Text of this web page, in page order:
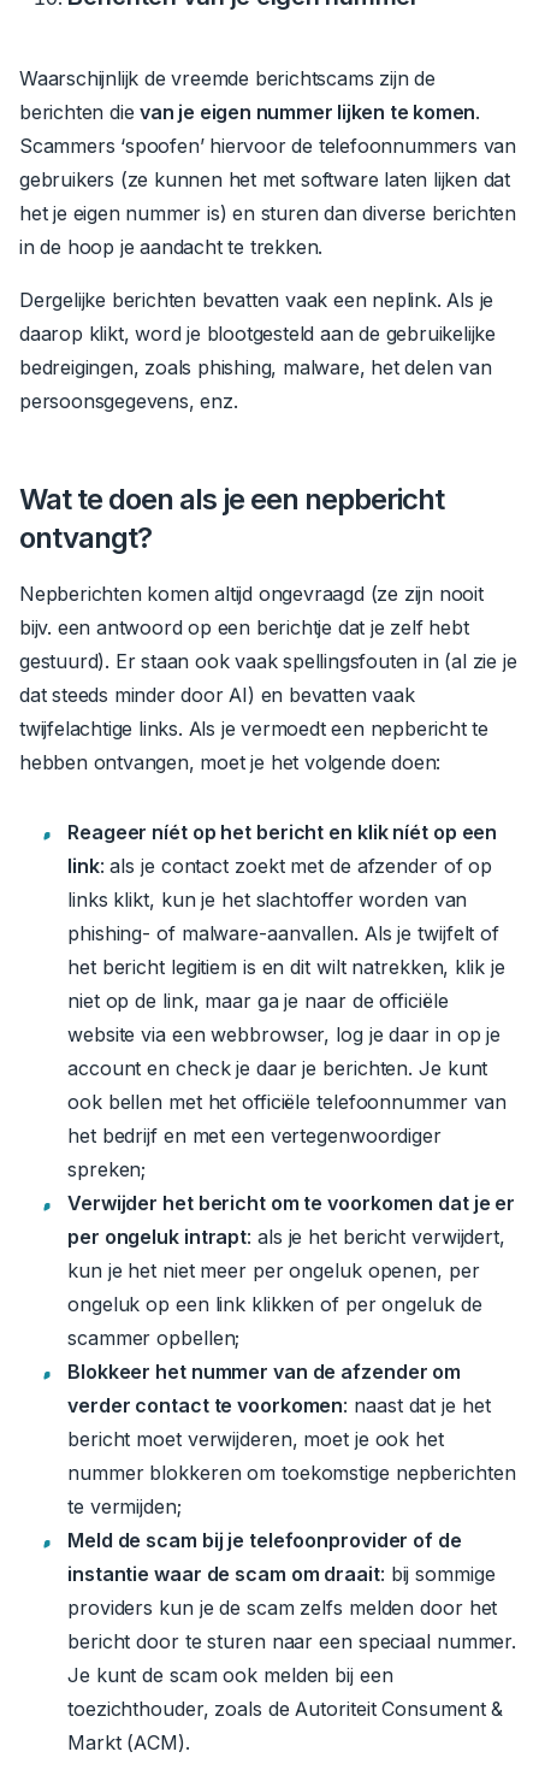
Waarschijnlijk de vreemde berichtscams zijn de
berichten dievan je eigen nummer lijken te komen.
Scammers ‘spoofen’ hiervoor de telefoonnummers van
gebruikers (ze kunnen het met software laten lijken dat
het je eigen nummer is) en sturen dan diverse berichten
in de hoop je aandacht te trekken.
Dergelijke berichten bevatten vaak een neplink. Als je
daarop klikt, word je blootgesteld aan de gebruikelijke
bedreigingen, zoals phishing, malware, het delen van
persoonsgegevens, enz.
Wat te doen als je een nepbericht
ontvangt?
Nepberichten komen altijd ongevraagd (ze zijn nooit
bijv. een antwoord op een berichtje dat je zelf hebt
gestuurd). Er staan ook vaak spellingsfouten in (al zie je
dat steeds minder door AI) en bevatten vaak
twijfelachtige links. Als je vermoedt een nepbericht te
hebben ontvangen, moet je het volgende doen:
Reageer níét op het bericht en klik níét op een
link: als je contact zoekt met de afzender of op
links klikt, kun je het slachtoffer worden van
phishing- of malware-aanvallen. Als je twijfelt of
het bericht legitiem is en dit wilt natrekken, klik je
niet op de link, maar ga je naar de officiële
website via een webbrowser, log je daar in op je
account en check je daar je berichten. Je kunt
ook bellen met het officiële telefoonnummer van
het bedrijf en met een vertegenwoordiger
spreken;
Verwijder het bericht om te voorkomen dat je er
per ongeluk intrapt: als je het bericht verwijdert,
kun je het niet meer per ongeluk openen, per
ongeluk op een link klikken of per ongeluk de
scammer opbellen;
Blokkeer het nummer van de afzender om
verder contact te voorkomen: naast dat je het
bericht moet verwijderen, moet je ook het
nummer blokkeren om toekomstige nepberichten
te vermijden;
Meld de scam bij je telefoonprovider of de
instantie waar de scam om draait: bij sommige
providers kun je de scam zelfs melden door het
bericht door te sturen naar een speciaal nummer.
Je kunt de scam ook melden bij een
toezichthouder, zoals de Autoriteit Consument &
Markt (ACM).